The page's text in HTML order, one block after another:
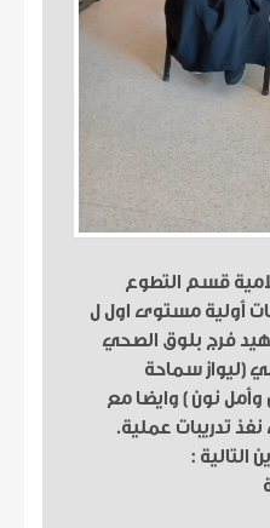
قسم التطوع
أولية مستوى اول ل
فرج بلوق الصحي
(ليواز سماحة
نون ) وايضا مع
تدريبات عملية.
التالية :